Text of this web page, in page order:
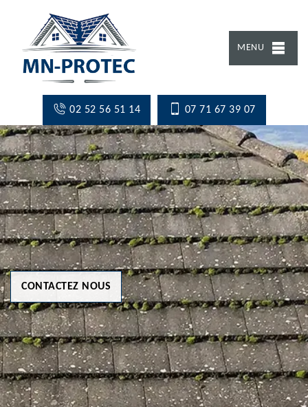
MENU
02 52 56 51 14 07 71 67 39 07
CONTACTEZ NOUS